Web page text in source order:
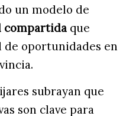
un modelo de
compartida que
oportunidades en
subrayan que
son clave para